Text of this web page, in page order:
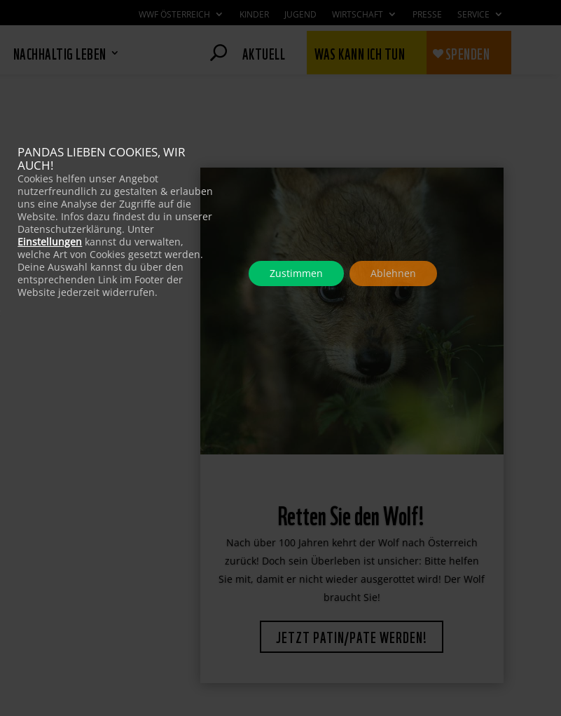
WWF ÖSTERREICH KINDER JUGEND WIRTSCHAFT PRESSE SERVICE
NACHHALTIG LEBEN AKTUELL WAS KANN ICH TUN SPENDEN
Retten Sie den Wolf!
Nach über 100 Jahren kehrt der Wolf nach Österreich
zurück! Doch sein Überleben ist unsicher: Bitte helfen
Sie mit, damit er nicht wieder ausgerottet wird! Der Wolf
braucht Sie!
JETZT PATIN/PATE WERDEN!
PANDAS LIEBEN COOKIES, WIR
AUCH!
Cookies helfen unser Angebot
nutzerfreundlich zu gestalten & erlauben
uns eine Analyse der Zugriffe auf die
Website. Infos dazu findest du in unserer
Datenschutzerklärung. Unter
Einstellungen kannst du verwalten,
welche Art von Cookies gesetzt werden.
Deine Auswahl kannst du über den
entsprechenden Link im Footer der
Website jederzeit widerrufen.
Zustimmen Ablehnen